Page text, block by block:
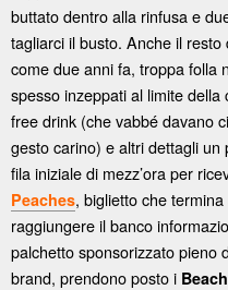
buttato dentro alla rinfusa e
tagliarci il busto. Anche il
come due anni fa, troppa folla
spesso inzeppati al limite
free drink (che vabbé davano
gesto carino) e altri dettagli un
fila iniziale di mezz’ora per
Peaches, biglietto che
raggiungere il banco
palchetto sponsorizzato pieno
brand, prendono posto i